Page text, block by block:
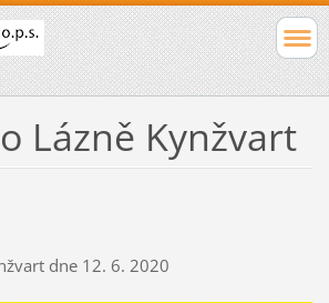
Lázně Kynžvart
dne 12. 6. 2020